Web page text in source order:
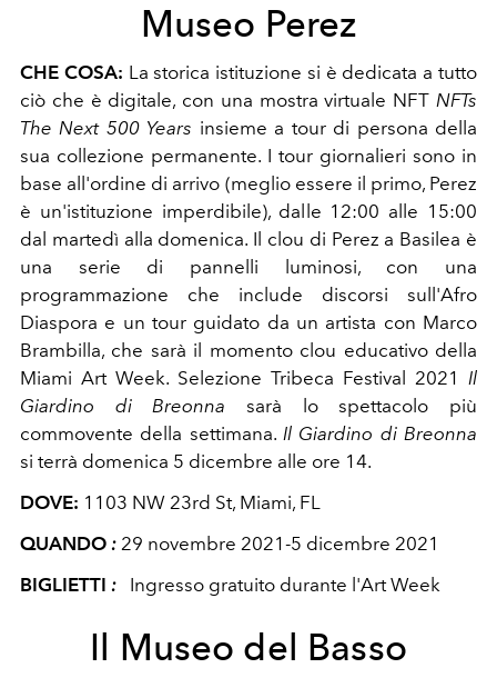
Museo Perez
CHE COSA: La storica istituzione si è dedicata a tutto
ciò che è digitale, con una mostra virtuale NFT NFTs
The Next 500 Years insieme a tour di persona della
sua collezione permanente. I tour giornalieri sono in
base all'ordine di arrivo (meglio essere il primo, Perez
è un'istituzione imperdibile), dalle 12:00 alle 15:00
dal martedì alla domenica. Il clou di Perez a Basilea è
una serie di pannelli luminosi, con una
programmazione che include discorsi sull'Afro
Diaspora e un tour guidato da un artista con Marco
Brambilla, che sarà il momento clou educativo della
Miami Art Week. Selezione Tribeca Festival 2021 Il
Giardino di Breonna sarà lo spettacolo più
commovente della settimana. Il Giardino di Breonna
si terrà domenica 5 dicembre alle ore 14.
DOVE: 1103 NW 23rd St, Miami, FL
QUANDO : 29 novembre 2021-5 dicembre 2021
BIGLIETTI : Ingresso gratuito durante l'Art Week
Il Museo del Basso